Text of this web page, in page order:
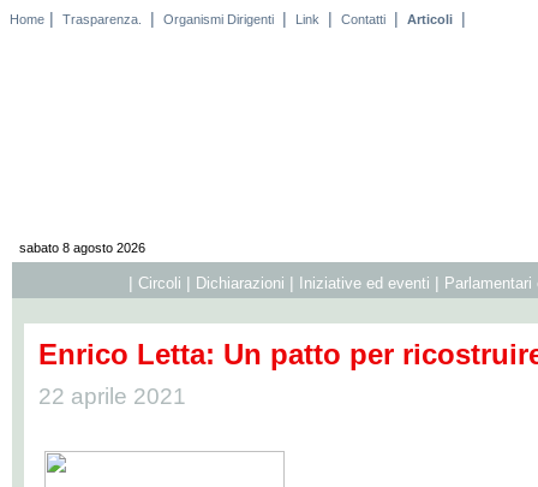
Home | Trasparenza. | Organismi Dirigenti | Link | Contatti | Articoli |
sabato 8 agosto 2026
| Circoli | Dichiarazioni | Iniziative ed eventi |
Enrico Letta: Un patto per
22 aprile 2021